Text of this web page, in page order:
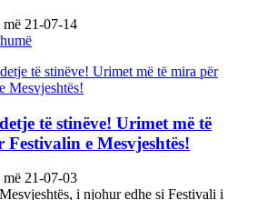
më 21-07-14
të stinëve! Urimet më të
Festivalin e Mesvjeshtës!
më 21-07-03
i njohur edhe si Festivali i